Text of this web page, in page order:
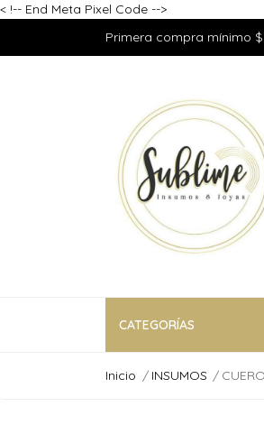
< !-- End Meta Pixel Code -->
Primera compra mínimo
CATEGORÍAS
Inicio INSUMOS